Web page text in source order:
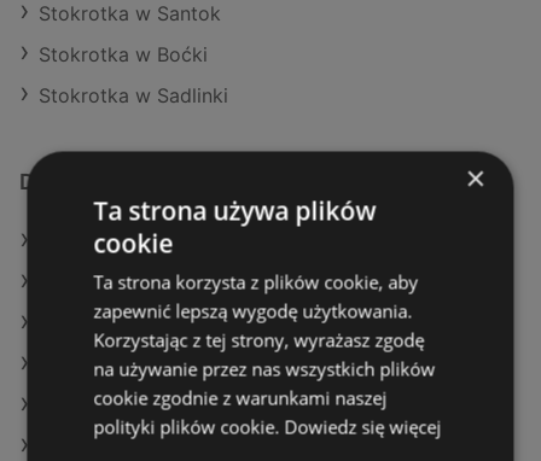
Stokrotka w Santok
Stokrotka w Boćki
Stokrotka w Sadlinki
Dodatkowe łącza
Oferty Stokrotka
Oferty Action
Oferty Gram Market
Aktualne gazetki Kaufland
Aktualne gazetki Carrefour
Aktualne gazetki Auchan
×
Ta strona używa plików
cookie
Ta strona korzysta z plików cookie, aby
zapewnić lepszą wygodę użytkowania.
Korzystając z tej strony, wyrażasz zgodę
na używanie przez nas wszystkich plików
cookie zgodnie z warunkami naszej
polityki plików cookie. Dowiedz się więcej